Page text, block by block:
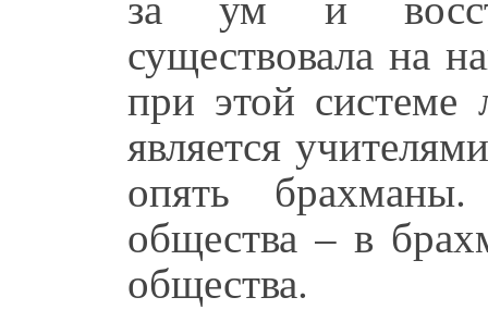
существовала на
при этой
является
опять
общества – в
общества.